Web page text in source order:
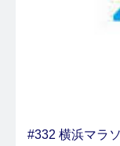
#332 横浜マラ